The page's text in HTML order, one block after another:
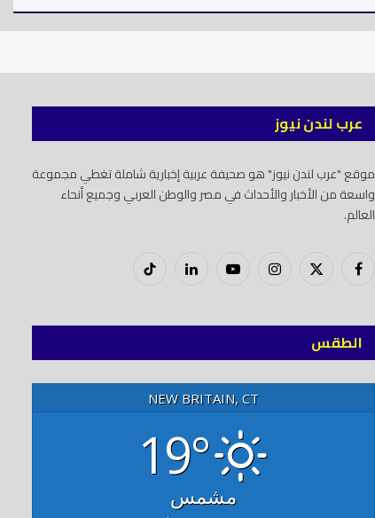
عرب لندن نيوز
موقع "عرب لندن نيوز" هو صحيفة عربية إخبارية شاملة تغطي مجموعة
واسعة من الأخبار والأحداث في مصر والوطن العربي وجميع أنحاء
العالم.
فيسبوك
X
إنستغرام يوتيوب لينكدود
تيك
الطقس
NEW BRITAIN, CT
19°
مشمس